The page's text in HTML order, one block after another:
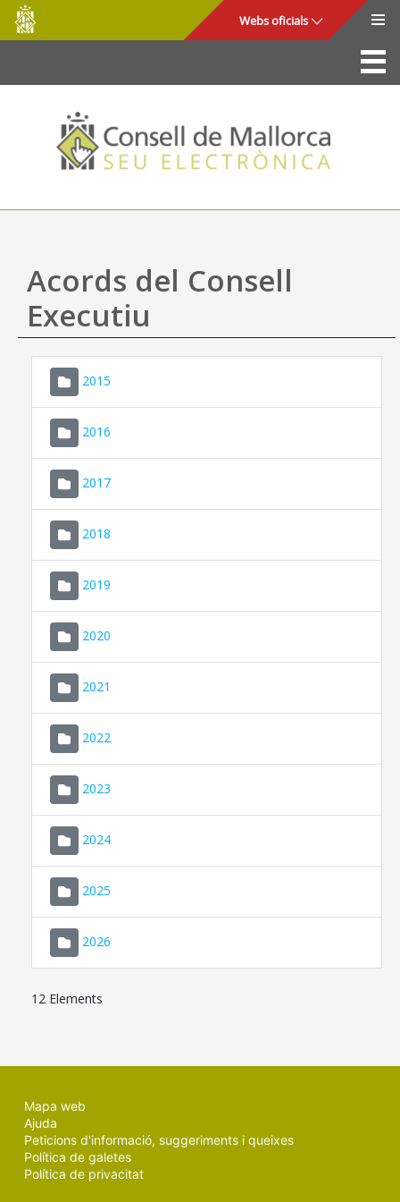
Salta al contingut principal
Consell
de
Mallorca
Webs oficials
La Seu
Consell de Mallorca
Accés i seguretat
Utilitats
Ajuda
Acords del Consell
Executiu
2015
2016
2017
2018
2019
2020
2021
2022
2023
2024
2025
2026
12 Elements
Mapa web
Ajuda
Peticions d'informació, suggeriments i queixes
Política de galetes
Política de privacitat